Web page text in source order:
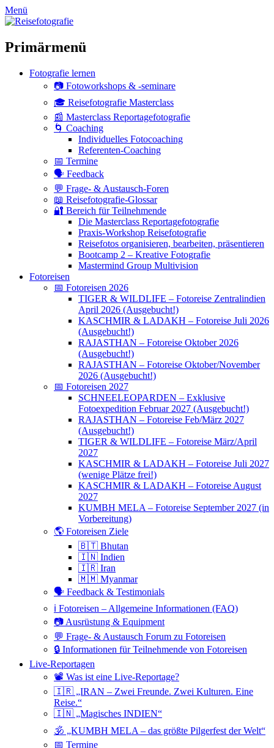
zum
Inhalt
Menü
Primärmenü
Fotografie lernen
📷 Fotoworkshops & -seminare
🎓 Reisefotografie Masterclass
📰 Masterclass Reportagefotografie
🌀 Coaching
Individuelles Fotocoaching
Referenten-Coaching
📅 Termine
🗣 Feedback
💬 Frage- & Austausch-Foren
📖 Reisefotografie-Glossar
🔐 Bereich für Teilnehmende
Die Masterclass Reportagefotografie
Praxis-Workshop Reisefotografie
Reisefotos organisieren, bearbeiten, präsentieren
Bootcamp 2 – Kreative Fotografie
Mastermind Group Multivision
Fotoreisen
📅 Fotoreisen 2026
TIGER & WILDLIFE – Fotoreise Zentralindien
April 2026 (Ausgebucht!)
KASCHMIR & LADAKH – Fotoreise Juli 2026
(Ausgebucht!)
RAJASTHAN – Fotoreise Oktober 2026
(Ausgebucht!)
RAJASTHAN – Fotoreise Oktober/November
2026 (Ausgebucht!)
📅 Fotoreisen 2027
SCHNEELEOPARDEN – Exklusive
Fotoexpedition Februar 2027 (Ausgebucht!)
RAJASTHAN – Fotoreise Feb/März 2027
(Ausgebucht!)
TIGER & WILDLIFE – Fotoreise März/April
2027
KASCHMIR & LADAKH – Fotoreise Juli 2027
(wenige Plätze frei!)
KASCHMIR & LADAKH – Fotoreise August
2027
KUMBH MELA – Fotoreise September 2027 (in
Vorbereitung)
🌎 Fotoreisen Ziele
🇧🇹 Bhutan
🇮🇳 Indien
🇮🇷 Iran
🇲🇲 Myanmar
🗣 Feedback & Testimonials
ℹ️ Fotoreisen – Allgemeine Informationen (FAQ)
📷 Ausrüstung & Equipment
💬 Frage- & Austausch Forum zu Fotoreisen
🔒 Informationen für Teilnehmende von Fotoreisen
Live-Reportagen
📽 Was ist eine Live-Reportage?
🇮🇷 „IRAN – Zwei Freunde. Zwei Kulturen. Eine
Reise.“
🇮🇳 „Magisches INDIEN“
🕉 „KUMBH MELA – das größte Pilgerfest der Welt“
📅 Termine